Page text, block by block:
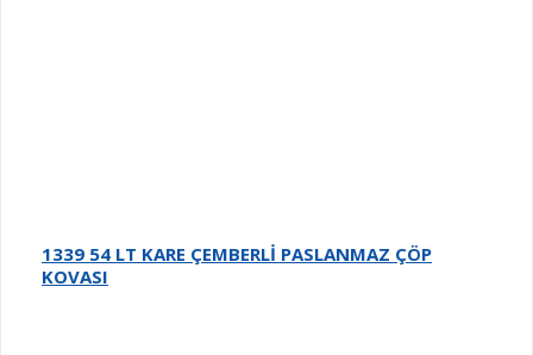
1339 54 LT KARE ÇEMBERLİ PASLANMAZ ÇÖP
KOVASI